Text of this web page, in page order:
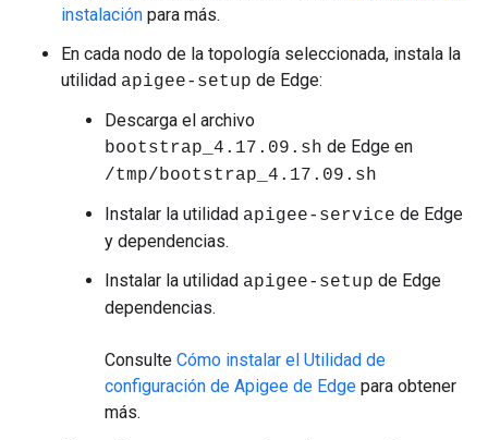
instalación para más.
En cada nodo de la topología seleccionada, instala la
utilidad apigee-setup de Edge:
Descarga el archivo
bootstrap_4.17.09.sh de Edge en
/tmp/bootstrap_4.17.09.sh
Instalar la utilidad apigee-service de Edge
y dependencias.
Instalar la utilidad apigee-setup de Edge
dependencias.
Consulte Cómo instalar el Utilidad de
configuración de Apigee de Edge para obtener
más.